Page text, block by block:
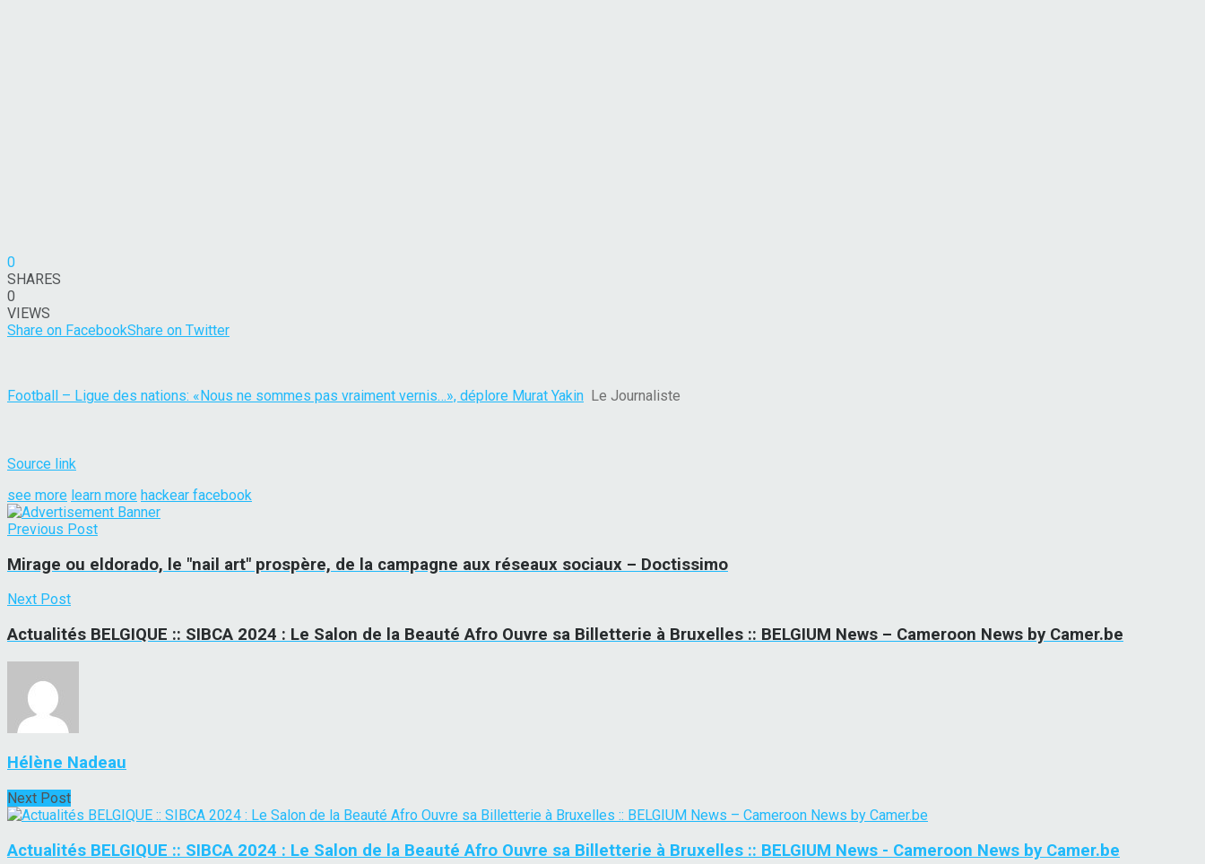
0
SHARES
0
VIEWS
Share on FacebookShare on Twitter
Football – Ligue des nations: «Nous ne sommes pas vraiment vernis…», déplore Murat Yakin Le Journaliste
Source link
see more learn more hackear facebook
Previous Post
Mirage ou eldorado, le "nail art" prospère, de la campagne aux réseaux sociaux – Doctissimo
Next Post
Actualités BELGIQUE :: SIBCA 2024 : Le Salon de la Beauté Afro Ouvre sa Billetterie à Bruxelles :: BELGIUM News – Cameroon News by Camer.be
Hélène Nadeau
Next Post
Actualités BELGIQUE :: SIBCA 2024 : Le Salon de la Beauté Afro Ouvre sa Billetterie à Bruxelles :: BELGIUM News - Cameroon News by Camer.be